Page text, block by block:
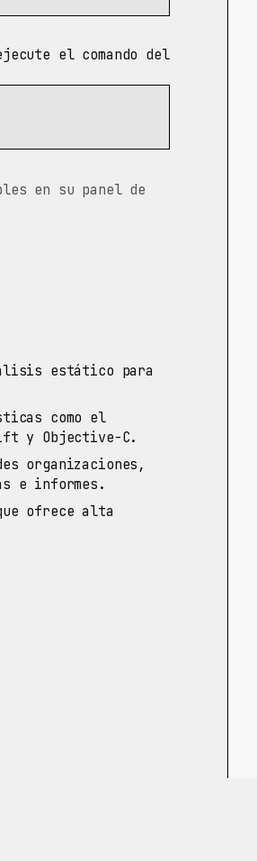
el comando del
en su panel de
estático para
como el
y Objective-C.
organizaciones,
e informes.
ofrece alta